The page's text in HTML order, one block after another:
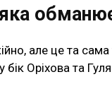
але це та
Оріхова та